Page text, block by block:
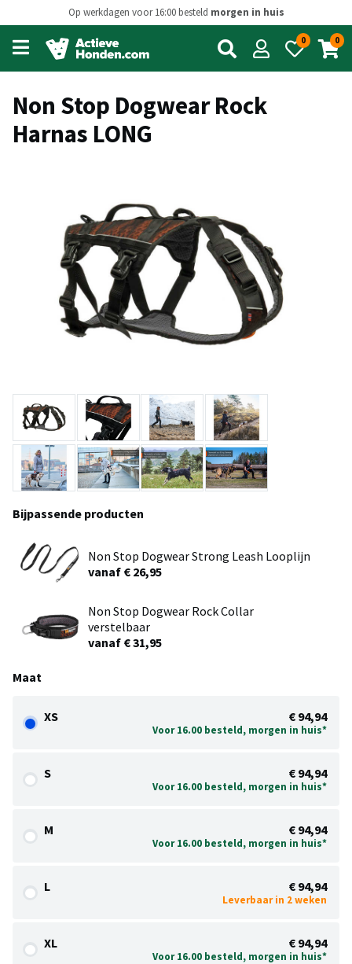
Op werkdagen voor 16:00 besteld morgen in huis
Open
main
menu
0 0
Non Stop Dogwear Rock
Harnas LONG
Bijpassende producten
Non Stop Dogwear Strong Leash Looplijn
vanaf € 26,95
Non Stop Dogwear Rock Collar
verstelbaar
vanaf € 31,95
Maat
XS € 94,94
Voor 16.00 besteld, morgen in huis*
S € 94,94
Voor 16.00 besteld, morgen in huis*
M € 94,94
Voor 16.00 besteld, morgen in huis*
L € 94,94
Leverbaar in 2 weken
XL € 94,94
Voor 16.00 besteld, morgen in huis*